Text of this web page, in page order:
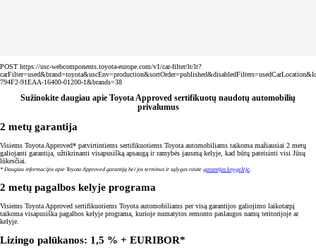
POST https://usc-webcomponents.toyota-europe.com/v1/car-filter/lt/lt?
794F2-91EAA-16400-01200-1&brands=38
Sužinokite daugiau apie Toyota Approved sertifikuotų naudotų automobilių
privalumus
2 metų garantija
Visiems Toyota Approved* patvirtintiems sertifikuotiems Toyota automobiliams taikoma mažiausiai 2 metų
galiojanti garantija, užtikrinanti visapusišką apsaugą ir ramybės jausmą kelyje, kad būtų pateisinti visi Jūsų
lūkesčiai.
* Daugiau informacijos apie Toyota Approved garantiją bei jos terminus ir sąlygas rasite garantijos knygelėje.
2 metų pagalbos kelyje programa
Visiems Toyota Approved sertifikuotiems Toyota automobiliams per visą garantijos galiojimo laikotarpį
taikoma visapusiška pagalbos kelyje programa, kurioje numatytos remonto paslaugos namų teritorijoje ar
kelyje.
Lizingo palūkanos: 1,5 % + EURIBOR*